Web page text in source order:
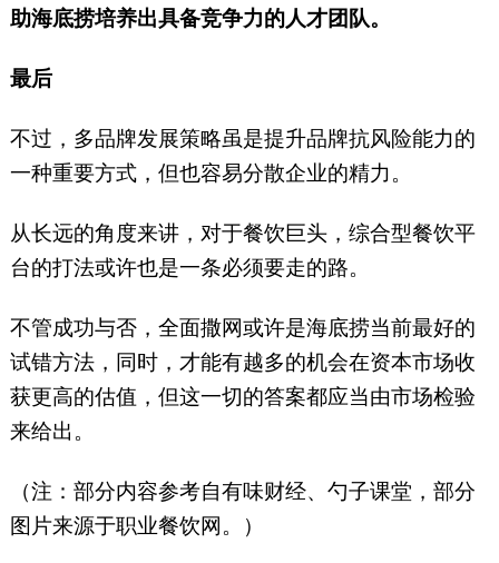
助海底捞培养出具备竞争力的人才团队。
最后
不过，多品牌发展策略虽是提升品牌抗风险能力的
一种重要方式，但也容易分散企业的精力。
从长远的角度来讲，对于餐饮巨头，综合型餐饮平
台的打法或许也是一条必须要走的路。
不管成功与否，全面撒网或许是海底捞当前最好的
试错方法，同时，才能有越多的机会在资本市场收
获更高的估值，但这一切的答案都应当由市场检验
来给出。
（注：部分内容参考自有味财经、勺子课堂，部分
图片来源于职业餐饮网。）